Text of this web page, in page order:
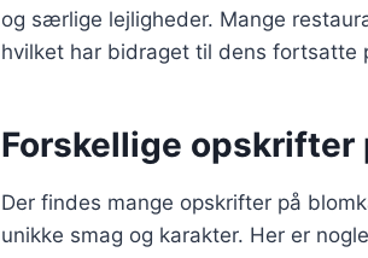
og særlige lejligheder. Mange
hvilket har bidraget til dens fortsatte
Forskellige opskrifter
Der findes mange opskrifter på
unikke smag og karakter. Her er